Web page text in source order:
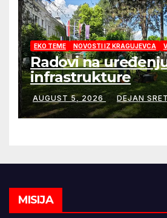
EKO TEME NOVOSTI IZ KRAGUJEVCA
Radovi na
infrastrukture
AUGUST 5, 2026 DEJAN
MISIJA